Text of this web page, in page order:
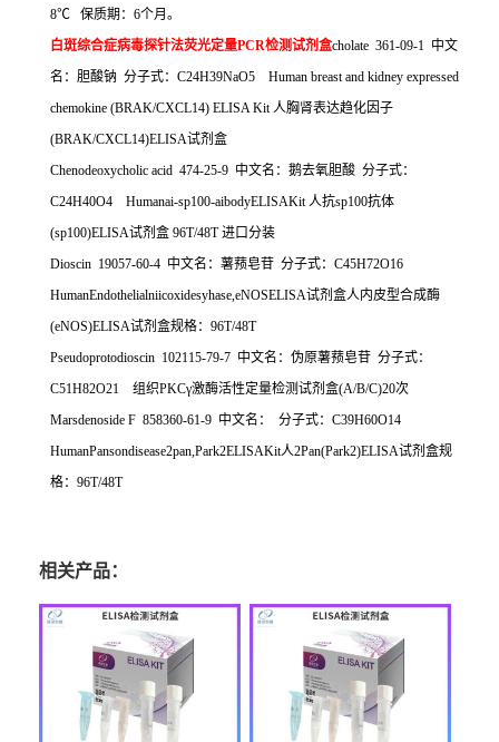
8℃ 保质期： 6个月。
白斑综合症病毒探针法荧光定量PCR检测试剂盒cholate 361-09-1 中文
名：胆酸钠 分子式： C24H39NaO5 Human breast and kidney expressed
chemokine (BRAK/CXCL14) ELISA Kit人胸肾表达趋化因子
(BRAK/CXCL14)ELISA试剂盒
Chenodeoxycholic acid 474-25-9 中文名：鹅去氧胆酸 分子式：
C24H40O4 Humanai-sp100-aibodyELISAKit人抗sp100抗体
(sp100)ELISA试剂盒 96T/48T进口分装
Dioscin 19057-60-4 中文名：薯蓣皂苷 分子式： C45H72O16
HumanEndothelialniicoxidesyhase,eNOSELISA试剂盒人内皮型合成酶
(eNOS)ELISA试剂盒规格： 96T/48T
Pseudoprotodioscin 102115-79-7 中文名：伪原薯蓣皂苷 分子式：
C51H82O21 组织PKCγ激酶活性定量检测试剂盒(A/B/C)20次
Marsdenoside F 858360-61-9 中文名： 分子式： C39H60O14
HumanPansondisease2pan,Park2ELISAKit人2Pan(Park2)ELISA试剂盒规
格： 96T/48T
相关产品：